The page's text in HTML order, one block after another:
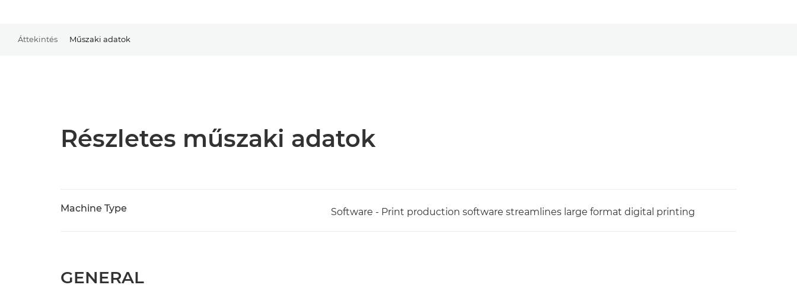
Áttekintés Műszaki adatok
Részletes műszaki adatok
Machine Type Software - Print production software streamlines large format digital printing
GENERAL